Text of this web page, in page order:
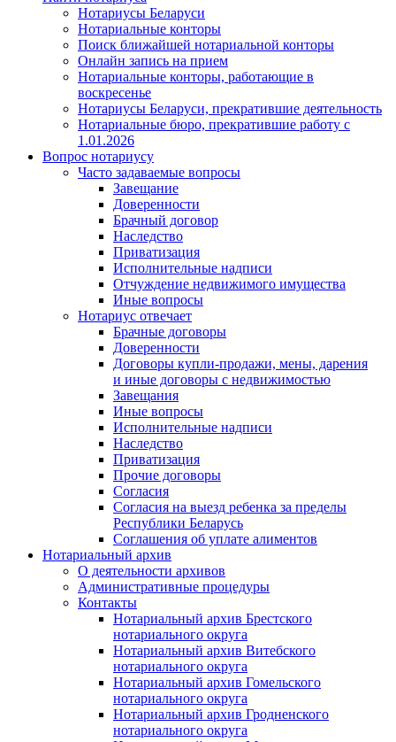
Нотариусы Беларуси
Нотариальные конторы
Поиск ближайшей нотариальной конторы
Онлайн запись на прием
Нотариальные конторы, работающие в
воскресенье
Нотариусы Беларуси, прекратившие деятельность
Нотариальные бюро, прекратившие работу с
1.01.2026
Вопрос нотариусу
Часто задаваемые вопросы
Завещание
Доверенности
Брачный договор
Наследство
Приватизация
Исполнительные надписи
Отчуждение недвижимого имущества
Иные вопросы
Нотариус отвечает
Брачные договоры
Доверенности
Договоры купли-продажи, мены, дарения
и иные договоры с недвижимостью
Завещания
Иные вопросы
Исполнительные надписи
Наследство
Приватизация
Прочие договоры
Согласия
Согласия на выезд ребенка за пределы
Республики Беларусь
Соглашения об уплате алиментов
Нотариальный архив
О деятельности архивов
Административные процедуры
Контакты
Нотариальный архив Брестского
нотариального округа
Нотариальный архив Витебского
нотариального округа
Нотариальный архив Гомельского
нотариального округа
Нотариальный архив Гродненского
нотариального округа